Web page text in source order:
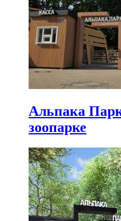
Альпака
зоопарке